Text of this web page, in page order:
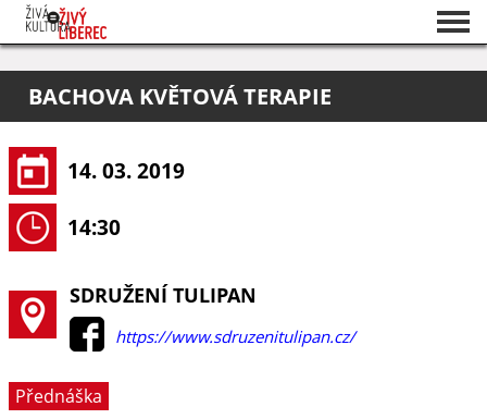
O projektu
Pořadatelé
BACHOVA KVĚTOVÁ TERAPIE
14. 03. 2019
14:30
SDRUŽENÍ TULIPAN
https://www.sdruzenitulipan.cz/
Přednáška